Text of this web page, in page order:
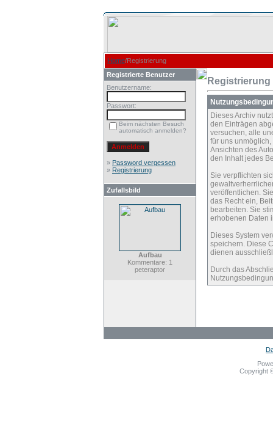
Home/Registrierung
Registrierte Benutzer
Benutzername:
Passwort:
Beim nächsten Besuch
automatisch anmelden?
» Password vergessen
» Registrierung
Zufallsbild
Aufbau
Kommentare: 1
peteraptor
Registrierung
Dieses Archiv
den Einträgen
versuchen, alle
für uns
Ansichten des
den Inhalt jedes
Sie verpflichten
veröffentlichen.
das Recht ein,
bearbeiten. Sie
erhobenen Daten
Dieses System
speichern. Diese
dienen
Durch das
Copyright